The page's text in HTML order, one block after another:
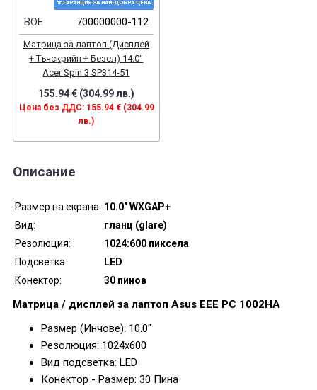
★ ГАРАНЦИЯ ЗА НАЙ-ДОБРА ЦЕНА
BOE 700000000-112
Матрица за лаптоп (Дисплей
+ Тъчскрийн + Безел) 14.0"
Acer Spin 3 SP314-51
155.94 € (304.99 лв.)
Цена без ДДС: 155.94 € (304.99
лв.)
Описание
Размер на екрана: 10.0" WXGAP+
Вид:
гланц (glare)
Резолюция:
1024:600 пиксела
Подсветка:
LED
Конектор:
30 пинов
Матрица / дисплей за лаптоп Asus EEE PC 1002HA
Размер (Инчове): 10.0"
Резолюция: 1024x600
Вид подсветка: LED
Конектор - Размер: 30 Пина